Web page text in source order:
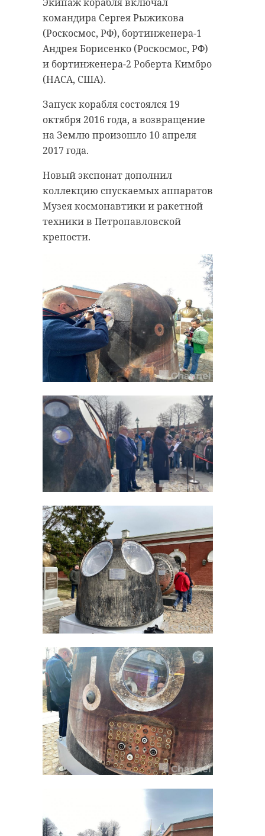
командира Сергея Рыжикова
(Роскосмос, РФ), бортинженера-1
Андрея Борисенко (Роскосмос, РФ)
и бортинженера-2 Роберта Кимбро
(НАСА, США).
Запуск корабля состоялся 19
октября 2016 года, а возвращение
на Землю произошло 10 апреля
2017 года.
Новый экспонат дополнил
коллекцию спускаемых аппаратов
Музея космонавтики и ракетной
техники в Петропавловской
крепости.